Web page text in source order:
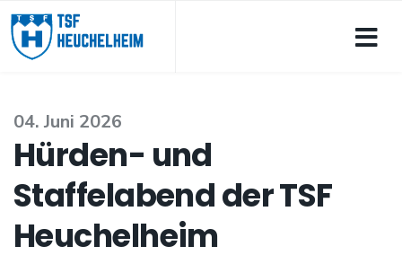
Hürden- und
Staffelabend der TSF
Heuchelheim
04. Juni 2026